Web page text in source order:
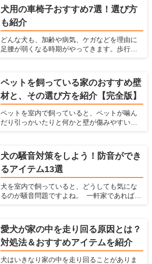
性やコストパフォーマンスに期待大です！
のフードを吐き出したり、むせたりしてしま
います。 そのようなときは、犬にとって食べ
やすい姿勢が保てるご飯台を検討してみま
しょう。老犬や気管の弱い犬のサポートにも
役立ちます。 この記事では、ご飯台を使うメ
リットと選び方、おすすめのアイテムを7つ紹
犬用の車椅子おすすめ7選！選び方
も紹介
どんな犬も、加齢や病気、ケガなどを理由に
足腰が弱くなる時期がやってきます。歩行が
さんにとって、少しの距離でも一緒に歩ける
時間は貴重です。たとえ体が不自由であって
も、犬用車椅子があれば愛犬の意思で行きた
い場所に移動できます。 寝たきりを予防する
ために、体力づくりの一環として犬用車椅子
を利用するのも一つの方法です。この記事で
ペットを飼っている家のおすすめ壁
材と、その選び方を紹介【完全版】
ペットを室内で飼っていると、ペットが噛ん
だり引っかいたりと何かと壁が傷みやすいで
声が周りに漏れたりするのも、壁が原因のこ
とがあります。 だからこそ、ペットを飼う時
にはこういった悩みを解決してくれる壁材を
選ぶ必要があります。 この記事では、ペット
を飼う家におすすめの壁材を紹介するととも
に、愛犬家住宅だからこそ知っている壁材の
犬の騒音対策をしよう！防音ができ
るアイテム13選
犬を室内で飼っていると、どうしても気にな
るのが騒音問題ですよね。 一軒家であれば周
す。 犬を飼っている時の騒音問題に対策する
ための方法、商品をここでは紹介します。
愛犬が家の中を走り回る原因とは？
対処法＆おすすめアイテムを紹介
犬はいきなり家の中を走り回ることがありま